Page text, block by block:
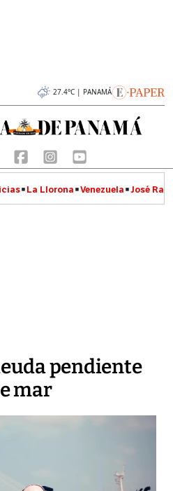
27.4°C | PANAMÁ
La Llorona Venezuela José
pendiente
mar